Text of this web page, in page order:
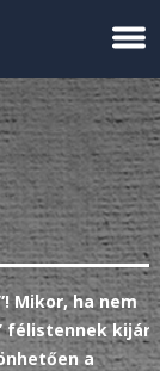
Mikor, ha nem
félistennek kijár,
a